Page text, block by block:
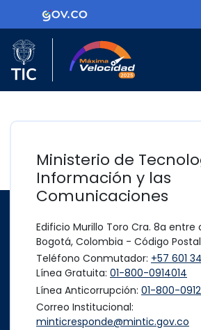
Ir al contenido principalLogo Gobierno de
Logo del Ministerio TIC
Ministerio de
Información y las
Comunicaciones
Edificio Murillo Toro Cra. 8a entre
Bogotá, Colombia - Código Postal
Teléfono Conmutador: +57 601
Línea Gratuita: 01-800-0914014
Línea Anticorrupción: 01-800-
Correo Institucional:
minticresponde@mintic.gov.co